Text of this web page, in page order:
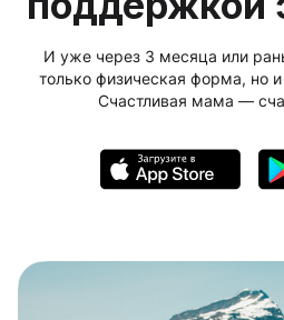
И уже через 3 месяца или
только физическая форма, но
Счастливая мама —